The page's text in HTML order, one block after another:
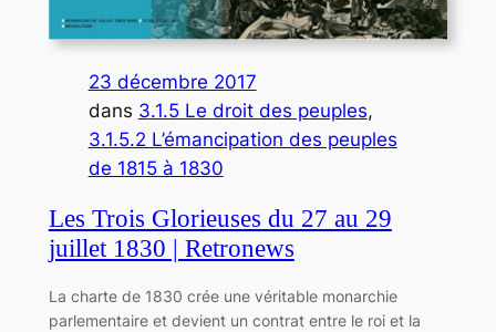
23 décembre 2017
dans 3.1.5 Le droit des peuples
3.1.5.2 L’émancipation des peuples
de 1815 à 1830
Les Trois Glorieuses du 27 au 29
juillet 1830 | Retronews
La charte de 1830 crée une véritable monarchie
parlementaire et devient un contrat entre le roi et la